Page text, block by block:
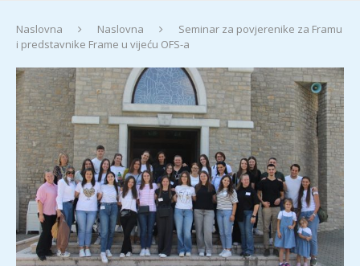
Naslovna Naslovna
Seminar za povjerenike za Framu
i predstavnike Frame u vijeću OFS-a